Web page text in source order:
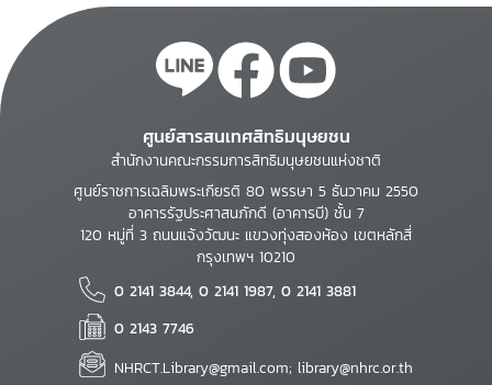
ศูนย์สารสนเทศสิทธิมนุษยชน
สำนักงานคณะกรรมการสิทธิมนุษยชนแห่งชาติ
ศูนย์ราชการเฉลิมพระเกียรติ 80 พรรษา 5 ธันวาคม 2550
อาคารรัฐประศาสนภักดี (อาคารบี) ชั้น 7
120 หมู่ที่ 3 ถนนแจ้งวัฒนะ แขวงทุ่งสองห้อง เขตหลักสี่
กรุงเทพฯ 10210
0 2141 3844, 0 2141 1987, 0 2141 3881
0 2143 7746
NHRCT.Library@gmail.com; library@nhrc.or.th